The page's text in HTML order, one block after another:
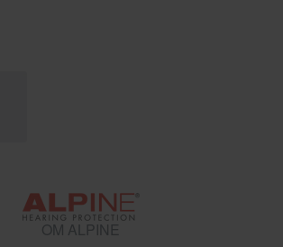
OM ALPINE